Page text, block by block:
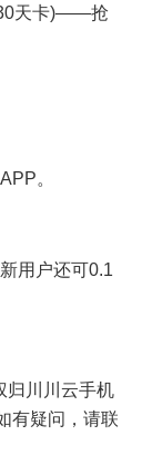
天卡)——抢
。
用户还可0.1
归川川云手机
有疑问，请联